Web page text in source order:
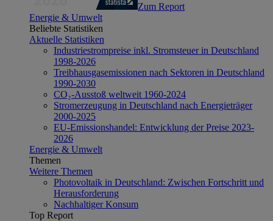
Zum Report
Energie & Umwelt
Beliebte Statistiken
Aktuelle Statistiken
Industriestrompreise inkl. Stromsteuer in Deutschland
1998-2026
Treibhausgasemissionen nach Sektoren in Deutschland
1990-2030
CO₂-Ausstoß weltweit 1960-2024
Stromerzeugung in Deutschland nach Energieträger
2000-2025
EU-Emissionshandel: Entwicklung der Preise 2023-
2026
Energie & Umwelt
Themen
Weitere Themen
Photovoltaik in Deutschland: Zwischen Fortschritt und
Herausforderung
Nachhaltiger Konsum
Top Report